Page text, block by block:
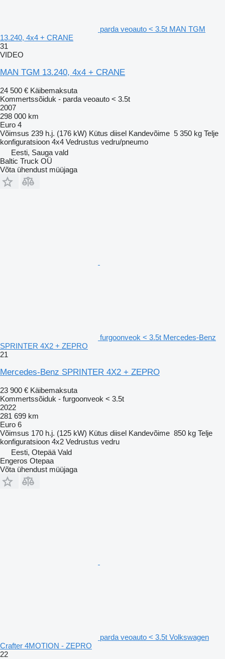
parda veoauto < 3.5t MAN TGM
13.240, 4x4 + CRANE
31
VIDEO
MAN TGM 13.240, 4x4 + CRANE
24 500 € Käibemaksuta
Kommertssõiduk - parda veoauto < 3.5t
2007
298 000 km
Euro 4
Võimsus 239 h.j. (176 kW) Kütus diisel Kandevõime 5 350 kg Telje
konfiguratsioon 4x4 Vedrustus vedru/pneumo
Eesti, Sauga vald
Baltic Truck OÜ
Võta ühendust müüjaga
furgoonveok < 3.5t Mercedes-Benz
SPRINTER 4X2 + ZEPRO
21
Mercedes-Benz SPRINTER 4X2 + ZEPRO
23 900 € Käibemaksuta
Kommertssõiduk - furgoonveok < 3.5t
2022
281 699 km
Euro 6
Võimsus 170 h.j. (125 kW) Kütus diisel Kandevõime 850 kg Telje
konfiguratsioon 4x2 Vedrustus vedru
Eesti, Otepää Vald
Engeros Otepaa
Võta ühendust müüjaga
parda veoauto < 3.5t Volkswagen
Crafter 4MOTION - ZEPRO
22